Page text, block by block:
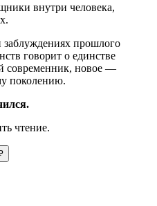
внутри человека,
прошлого
говорит о единстве
современник, новое —
поколению.
чтение.